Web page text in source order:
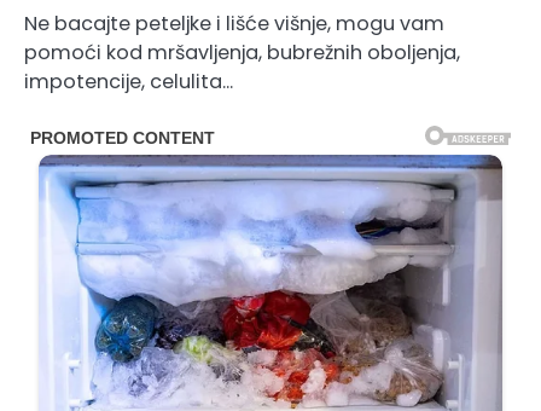
Ne bacajte peteljke i lišće višnje, mogu vam
pomoći kod mršavljenja, bubrežnih oboljenja,
impotencije, celulita…